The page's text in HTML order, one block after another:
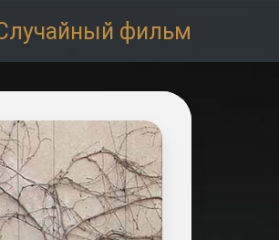
фильм